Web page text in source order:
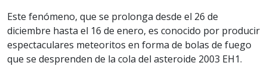
Este fenómeno, que se prolonga desde el 26 de
diciembre hasta el 16 de enero, es conocido por producir
espectaculares meteoritos en forma de bolas de fuego
que se desprenden de la cola del asteroide 2003 EH1.